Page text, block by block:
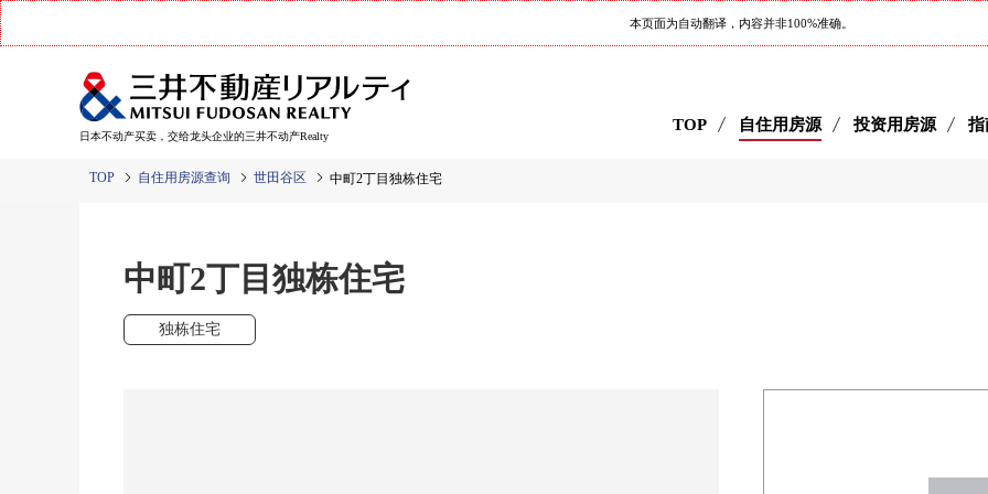
本页面为自动翻译，内容并非100%准确。
日本不动产买卖，交给龙头企业的三井不动产Realty
TOP 自住用房源 投资用房源 指
TOP 自住用房源查询 世田谷区 中町2丁目独栋住宅
中町2丁目独栋住宅
独栋住宅